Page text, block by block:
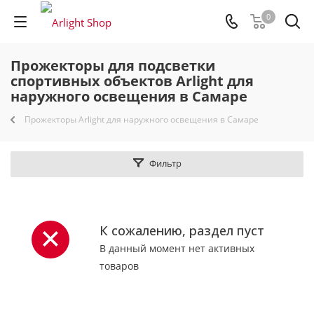
0
Прожекторы для подсветки
спортивных объектов Arlight для
наружного освещения в Самаре
Прожекторы Arlight для наружного освещения в Самаре
Фильтр
К сожалению, раздел пуст
В данный момент нет активных
товаров